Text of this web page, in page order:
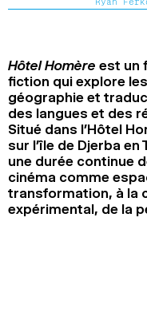
2024
2022
Hôtel Homère est un
fiction qui explore
géographie et
des langues et des
Situé dans l’Hôtel
sur l’île de Djerba
une durée continue
cinéma comme
transformation, à la
expérimental, de la